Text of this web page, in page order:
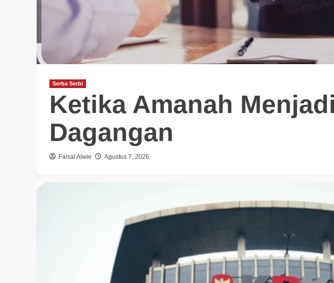
Serba Serbi
Ketika Amanah Menjadi
Dagangan
Faisal Alwie Agustus 7, 2026